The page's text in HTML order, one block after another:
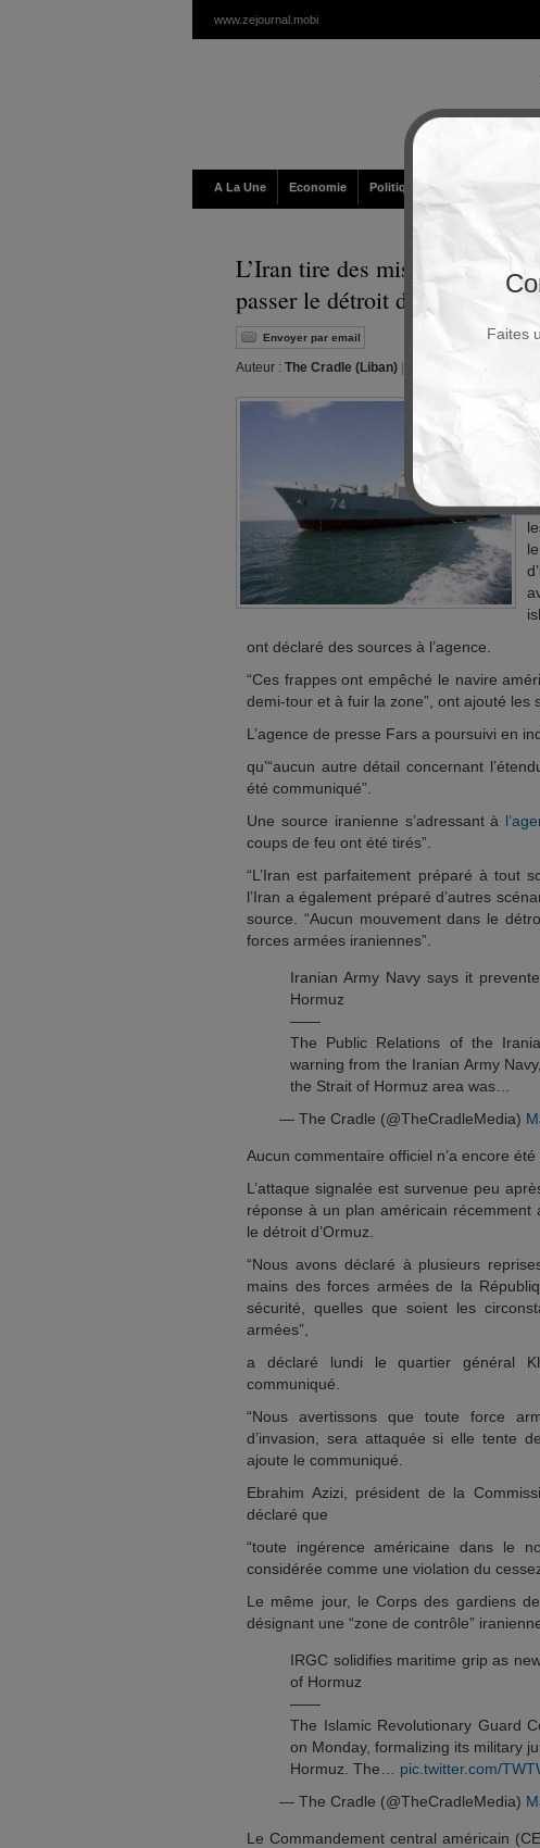
www.zejournal.mobi
A La Une Economie Politique / Géopolitique
L’Iran tire des missiles sur
passer le détroit d’Ormuz
Envoyer par email
Auteur : The Cradle (Liban)
ont déclaré des sources à l’agence.
“Ces frappes ont empêché le navire
demi-tour et à fuir la zone”, ont ajouté les
L’agence de presse Fars a poursuivi en
qu’“aucun autre détail concernant
été communiqué”.
Une source iranienne s’adressant à
coups de feu ont été tirés”.
“L’Iran est parfaitement préparé à tout
l’Iran a également préparé d’autres
source. “Aucun mouvement dans le
forces armées iraniennes”.
Iranian Army Navy says it
Hormuz
——
The Public Relations of the
warning from the Iranian Army
the Strait of Hormuz area was…
— The Cradle (@TheCradleMedia)
Aucun commentaire officiel n’a encore été
L’attaque signalée est survenue peu
réponse à un plan américain
le détroit d’Ormuz.
“Nous avons déclaré à plusieurs
mains des forces armées de la
sécurité, quelles que soient les
armées”,
a déclaré lundi le quartier général
communiqué.
“Nous avertissons que toute force
d’invasion, sera attaquée si elle tente
ajoute le communiqué.
Ebrahim Azizi, président de la
déclaré que
“toute ingérence américaine dans le
considérée comme une violation du
Le même jour, le Corps des gardiens
désignant une “zone de contrôle”
IRGC solidifies maritime grip as
of Hormuz
——
The Islamic Revolutionary Guard
on Monday, formalizing its military
Hormuz. The… pic.twitter.com/
— The Cradle (@TheCradleMedia)
Le Commandement central américain
Faites